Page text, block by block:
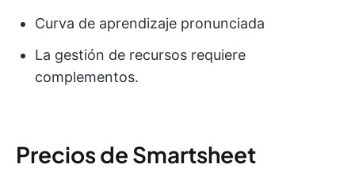
Curva de aprendizaje pronunciada
La gestión de recursos requiere
complementos.
Precios de Smartsheet